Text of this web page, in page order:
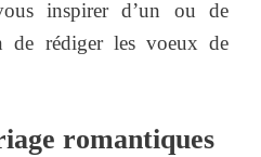
inspirer d’un ou de
de rédiger les voeux de
romantiques